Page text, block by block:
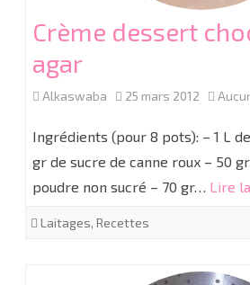
Crème dessert
agar
Alkaswaba 25 mars 2012
Ingrédients (pour 8 pots): – 1 L
gr de sucre de canne roux – 50
poudre non sucré – 70 gr… Lire
Laitages, Recettes